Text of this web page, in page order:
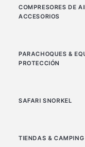
COMPRESORES DE
ACCESORIOS
PARACHOQUES &
PROTECCIÓN
SAFARI SNORKEL
TIENDAS & CAMPING